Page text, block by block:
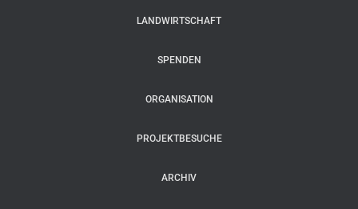
LANDWIRTSCHAFT
SPENDEN
ORGANISATION
PROJEKTBESUCHE
ARCHIV